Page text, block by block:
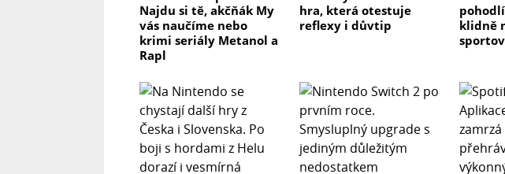
Najdu si tě, akčňák My
vás naučíme nebo
krimi seriály Metanol a
Rapl
hra, která otestuje
reflexy i důvtip
klidně